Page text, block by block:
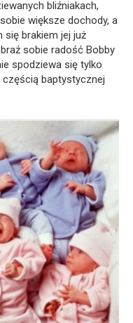
bliźniakach,
większe dochody, a
się brakiem jej już
sobie radość Bobby
spodziewa się tylko
częścią baptystycznej